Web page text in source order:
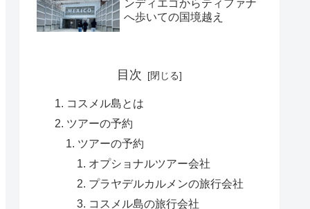
ンディエゴからティファナ
へ歩いての国境越え
目次
コスメル島とは
ツアーの予約
ツアーの予約
オプショナルツアー会社
プラヤデルカルメンの旅行会社
コスメル島の旅行会社